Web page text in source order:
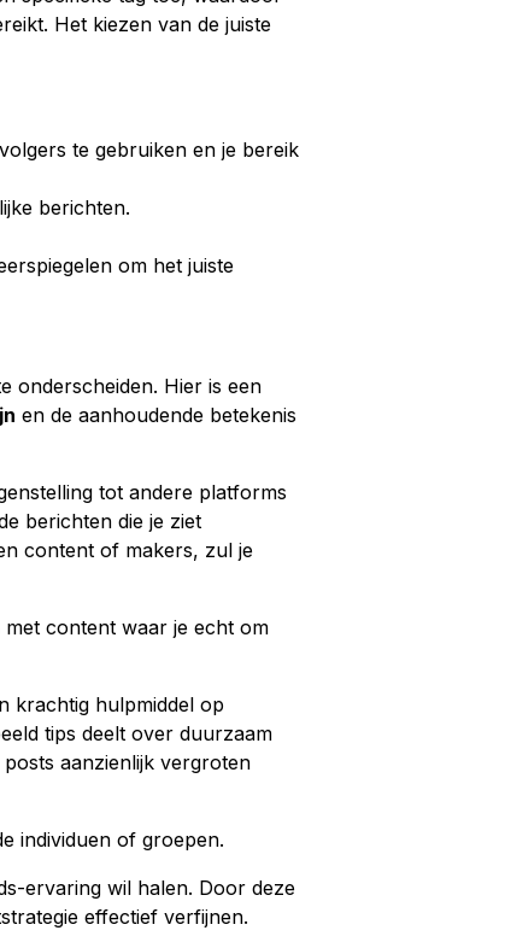
Het kiezen van de juiste
te gebruiken en je bereik
berichten.
om het juiste
onderscheiden. Hier is een
en de aanhoudende betekenis
tot andere platforms
berichten die je ziet
content of makers, zul je
content waar je echt om
krachtig hulpmiddel op
tips deelt over duurzaam
aanzienlijk vergroten
individuen of groepen.
ervaring wil halen. Door deze
effectief verfijnen.